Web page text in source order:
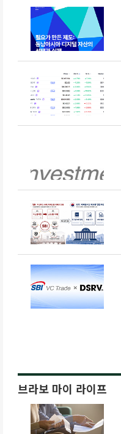
브라보 마이 라이프